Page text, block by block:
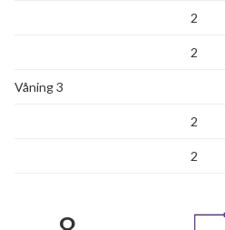
2
2
Våning 3
2
2